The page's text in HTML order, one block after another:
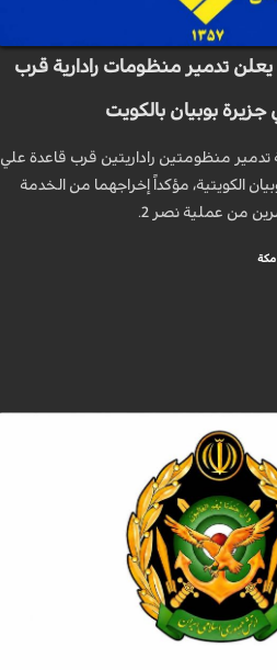
يعلن تدمير منظومات رادارية قرب
بوبيان بالكويت
تدمير منظومتين راداريتين قرب قاعدة علي
الكويتية، مؤكداً إخراجهما من الخدمة
من عملية نصر 2.